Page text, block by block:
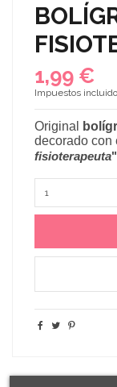
1,99 €
Impuestos
Original
decorado con
fisioterapeuta